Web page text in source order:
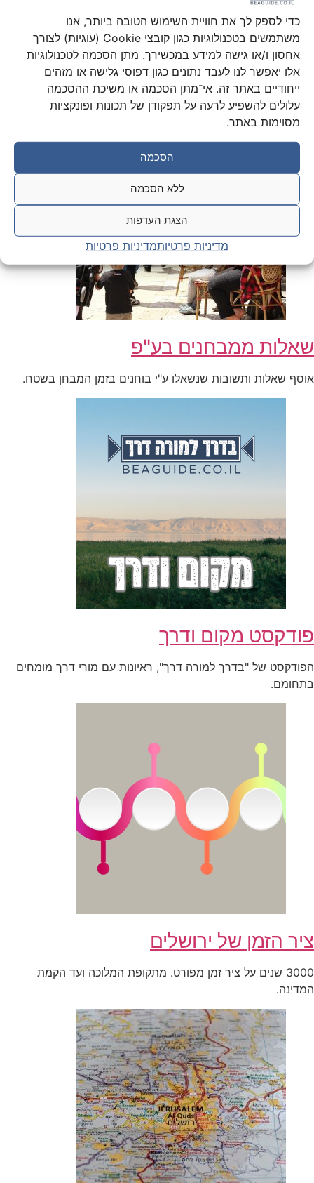
כדי לספק לך את חוויית השימוש הטובה ביותר, אנו
משתמשים בטכנולוגיות כגון קובצי Cookie (עוגיות) לצורך
אחסון ו/או גישה למידע במכשירך. מתן הסכמה לטכנולוגיות
אלו יאפשר לנו לעבד נתונים כגון דפוסי גלישה או מזהים
ייחודיים באתר זה. אי־מתן הסכמה או משיכת ההסכמה
עלולים להשפיע לרעה על תפקודן של תכונות ופונקציות
מסוימות באתר.
הסכמה
ללא הסכמה
הצגת העדפות
מדיניות פרטיותמדיניות פרטיות
קבוצות סיור (חלק ב')
הצעות למסלולי סיור
ובהם אתרים ונקודות הדרכה.
שאלות ממבחנים בע"פ
אוסף שאלות ותשובות שנשאלו ע"י בוחנים בזמן המבחן בשטח.
פודקסט מקום ודרך
הפודקסט של "בדרך למורה דרך", ראיונות עם מורי דרך מומחים
בתחומם.
ציר הזמן של ירושלים
3000 שנים על ציר זמן מפורט. מתקופת המלוכה ועד הקמת
המדינה.